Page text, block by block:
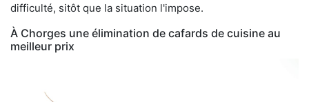
difficulté, sitôt que la situation l'impose.
À Chorges une élimination de cafards de cuisine au
meilleur prix